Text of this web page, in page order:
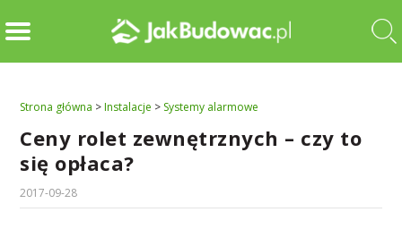
Strona główna >Instalacje > Systemy alarmowe
Ceny rolet zewnętrznych – czy to
się opłaca?
2017-09-28